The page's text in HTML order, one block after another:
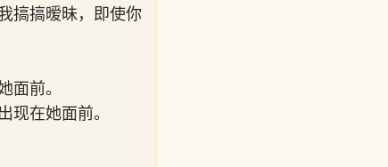
搞搞暧昧，即使你
前。
在她面前。